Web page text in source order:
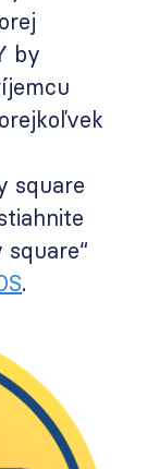
by
square
square“
.